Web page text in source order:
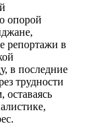
опорой
репортажи в
в последние
трудности